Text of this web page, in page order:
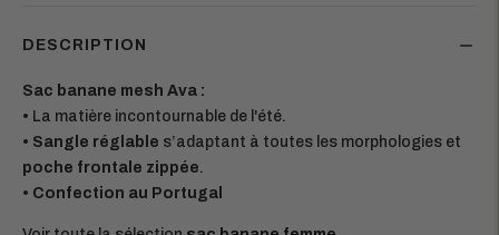
DESCRIPTION
Sac banane mesh Ava :
• La matière incontournable de l'été.
• Sangle réglable s’adaptant à toutes les morphologies et
poche frontale zippée.
• Confection au Portugal